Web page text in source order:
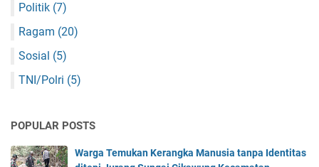
Politik (7)
Ragam (20)
Sosial (5)
TNI/Polri (5)
POPULAR POSTS
Warga Temukan Kerangka Manusia tanpa Identitas